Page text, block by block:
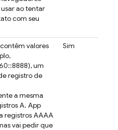
ao tentar
com seu
valores
um
registro de
a mesma
A. App
registros AAAA
vai pedir que
Sim